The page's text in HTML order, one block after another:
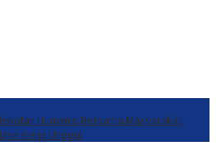
Humanis Bersama Masyarakat
Kerja Unggul